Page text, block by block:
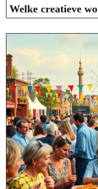
Welke creatieve